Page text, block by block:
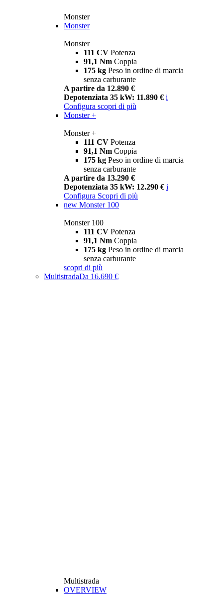
Monster
Monster
Monster
111 CV Potenza
91,1 Nm Coppia
175 kg Peso in ordine di marcia
senza carburante
A partire da 12.890 €
Depotenziata 35 kW: 11.890 € i
Configura scopri di più
Monster +
Monster +
111 CV Potenza
91,1 Nm Coppia
175 kg Peso in ordine di marcia
senza carburante
A partire da 13.290 €
Depotenziata 35 kW: 12.290 € i
Configura Scopri di più
new Monster 100
Monster 100
111 CV Potenza
91,1 Nm Coppia
175 kg Peso in ordine di marcia
senza carburante
scopri di più
MultistradaDa 16.690 €
Multistrada
OVERVIEW